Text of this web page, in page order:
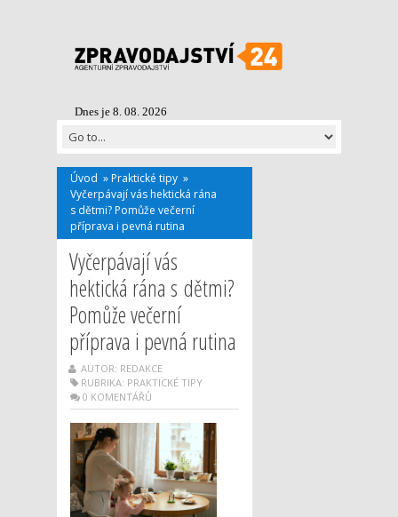
Dnes je 8. 08. 2026
Úvod » Praktické tipy »
Vyčerpávají vás hektická rána
s dětmi? Pomůže večerní
příprava i pevná rutina
Vyčerpávají vás
hektická rána s dětmi?
Pomůže večerní
příprava i pevná rutina
AUTOR: REDAKCE
RUBRIKA: PRAKTICKÉ TIPY
0 KOMENTÁŘŮ